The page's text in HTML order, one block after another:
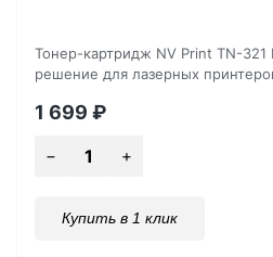
Тонер-картридж NV Print TN-
решение для лазерных
1 699 ₽
Купить в 1 клик